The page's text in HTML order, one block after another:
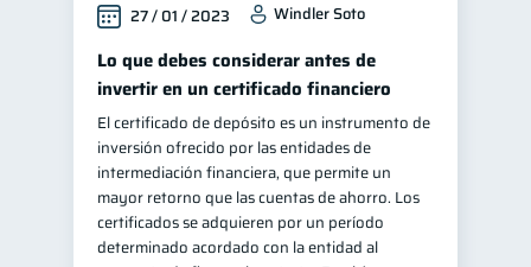
27 / 01 / 2023 Windler Soto
Lo que debes considerar antes de
invertir en un certificado financiero
El certificado de depósito es un instrumento de
inversión ofrecido por las entidades de
intermediación financiera, que permite un
mayor retorno que las cuentas de ahorro. Los
certificados se adquieren por un período
determinado acordado con la entidad al